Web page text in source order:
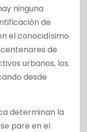
ninguna
de
el conocidísimo
de
urbanos, los
desde
determinan la
pare en el